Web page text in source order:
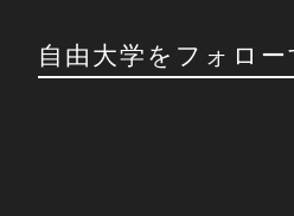
自由大学をフォロー